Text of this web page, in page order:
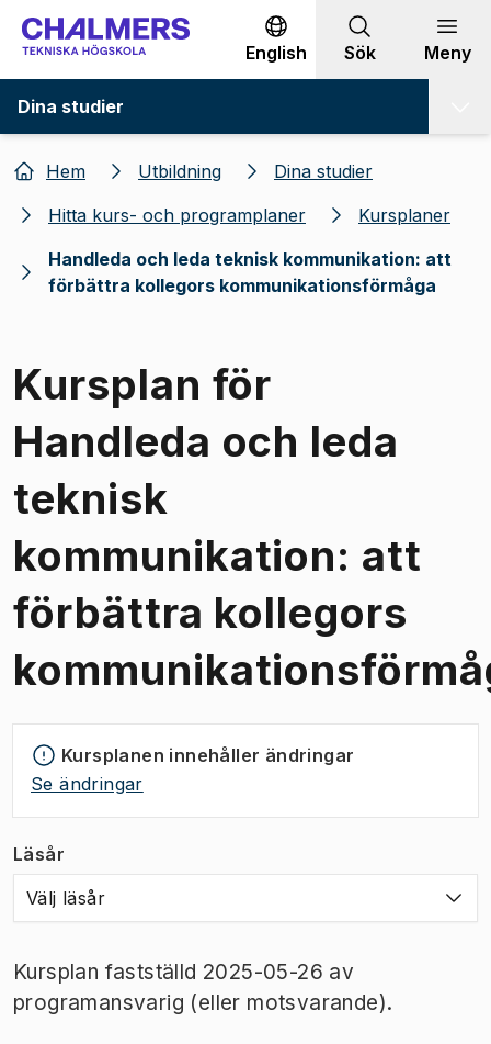
Gå till innehållet
English Sök Meny
Dina studier
Hem Utbildning
Dina studier
Hitta kurs- och programplaner
Kursplaner
Handleda och leda teknisk kommunikation: att
förbättra kollegors kommunikationsförmåga
Kursplan för
Handleda och leda
teknisk
kommunikation: att
förbättra kollegors
Kursplanen innehåller ändringar
Se ändringar
Läsår
Välj läsår
Kursplan fastställd 2025-05-26 av
programansvarig (eller motsvarande).